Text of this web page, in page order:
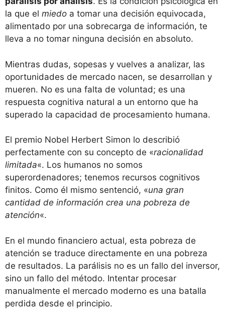
la que el miedo a tomar una decisión equivocada,
alimentado por una sobrecarga de información, te
lleva a no tomar ninguna decisión en absoluto.
Mientras dudas, sopesas y vuelves a analizar, las
oportunidades de mercado nacen, se desarrollan y
mueren. No es una falta de voluntad; es una
respuesta cognitiva natural a un entorno que ha
superado la capacidad de procesamiento humana.
El premio Nobel Herbert Simon lo describió
perfectamente con su concepto de «racionalidad
limitada«. Los humanos no somos
superordenadores; tenemos recursos cognitivos
finitos. Como él mismo sentenció, «una gran
cantidad de información crea una pobreza de
atención«.
En el mundo financiero actual, esta pobreza de
atención se traduce directamente en una pobreza
de resultados. La parálisis no es un fallo del inversor,
sino un fallo del método. Intentar procesar
manualmente el mercado moderno es una batalla
perdida desde el principio.